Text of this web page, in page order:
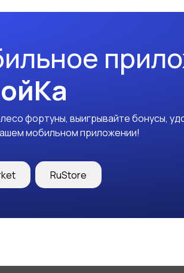
фортуны, выигрывайте бонусы,
мобильном приложении!
RuStore